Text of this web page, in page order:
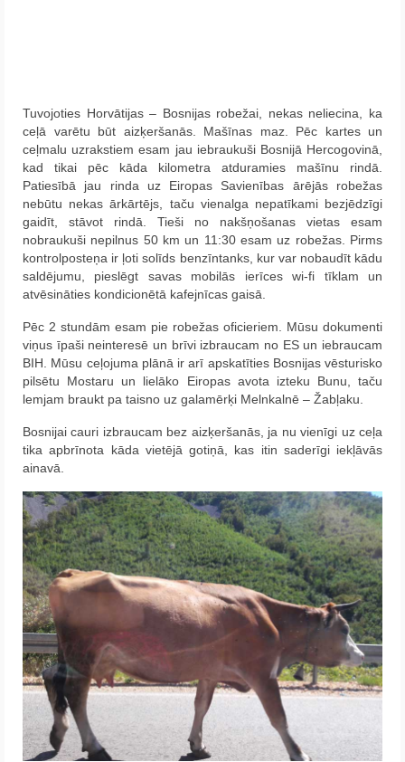
Tuvojoties Horvātijas – Bosnijas robežai, nekas neliecina, ka
ceļā varētu būt aizķeršanās. Mašīnas maz. Pēc kartes un
ceļmalu uzrakstiem esam jau iebraukuši Bosnijā Hercogovinā,
kad tikai pēc kāda kilometra atduramies mašīnu rindā.
Patiesībā jau rinda uz Eiropas Savienības ārējās robežas
nebūtu nekas ārkārtējs, taču vienalga nepatīkami bezjēdzīgi
gaidīt, stāvot rindā. Tieši no nakšņošanas vietas esam
nobraukuši nepilnus 50 km un 11:30 esam uz robežas. Pirms
kontrolposteņa ir ļoti solīds benzīntanks, kur var nobaudīt kādu
saldējumu, pieslēgt savas mobilās ierīces wi-fi tīklam un
atvēsināties kondicionētā kafejnīcas gaisā.
Pēc 2 stundām esam pie robežas oficieriem. Mūsu dokumenti
viņus īpaši neinteresē un brīvi izbraucam no ES un iebraucam
BIH. Mūsu ceļojuma plānā ir arī apskatīties Bosnijas vēsturisko
pilsētu Mostaru un lielāko Eiropas avota izteku Bunu, taču
lemjam braukt pa taisno uz galamērķi Melnkalnē – Žabļaku.
Bosnijai cauri izbraucam bez aizķeršanās, ja nu vienīgi uz ceļa
tika apbrīnota kāda vietējā gotiņā, kas itin saderīgi iekļāvās
ainavā.